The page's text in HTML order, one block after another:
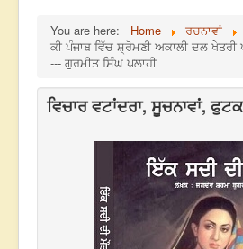
You are here: Home ਰਚਨਾਵਾਂ
ਕੀ ਪੰਜਾਬ ਵਿੱਚ ਸ਼੍ਰੋਮਣੀ ਅਕਾਲੀ ਦਲ
--- ਗੁਰਮੀਤ ਸਿੰਘ ਪਲਾਹੀ
ਵਿਚਾਰ ਵਟਾਂਦਰਾ, ਸੂਚਨਾਵਾਂ,